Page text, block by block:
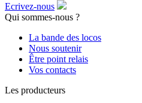
Ecrivez-nous
Qui sommes-nous ?
La bande des locos
Nous soutenir
Être point relais
Vos contacts
Les producteurs